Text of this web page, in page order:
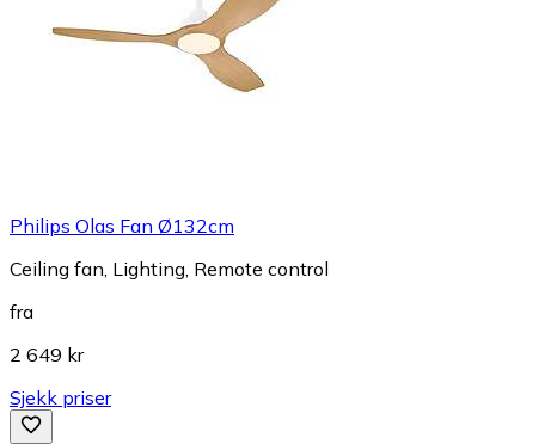
Philips Olas Fan Ø132cm
Ceiling fan, Lighting, Remote control
fra
2 649 kr
Sjekk priser